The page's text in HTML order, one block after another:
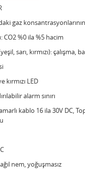
gaz
CO2 %0 ila %5 hacim
sarı, kırmızı): çalışma,
kırmızı LED
alarm sınırı
kablo 16 ila 30V DC,
nem, yoğuşmasız